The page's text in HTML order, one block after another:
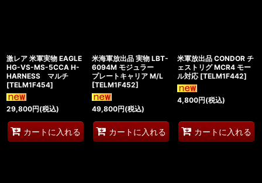
激レア 米軍実物 EAGLE
HG-VS-MS-5CCA H-
HARNESS マルチ
[TELM1F454]
29,800円(税込)
カートに入れる
米海軍放出品 実物 LBT-
6094M モジュラー
プレートキャリア M/L
[TELM1F452]
49,800円(税込)
カートに入れる
米軍放出品 CONDOR チ
ェストリグ MCR4 モー
ル対応 [TELM1F442]
4,800円(税込)
カートに入れる